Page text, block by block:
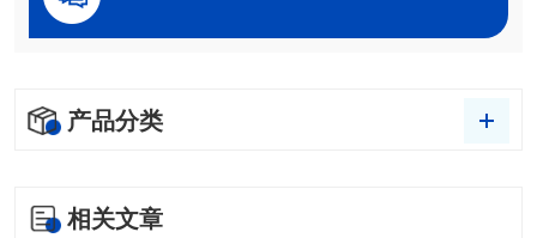
产品分类
相关文章